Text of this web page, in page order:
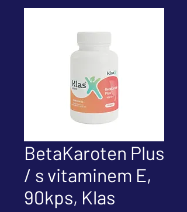
BetaKaroten Plus
/ s vitaminem E,
90kps, Klas